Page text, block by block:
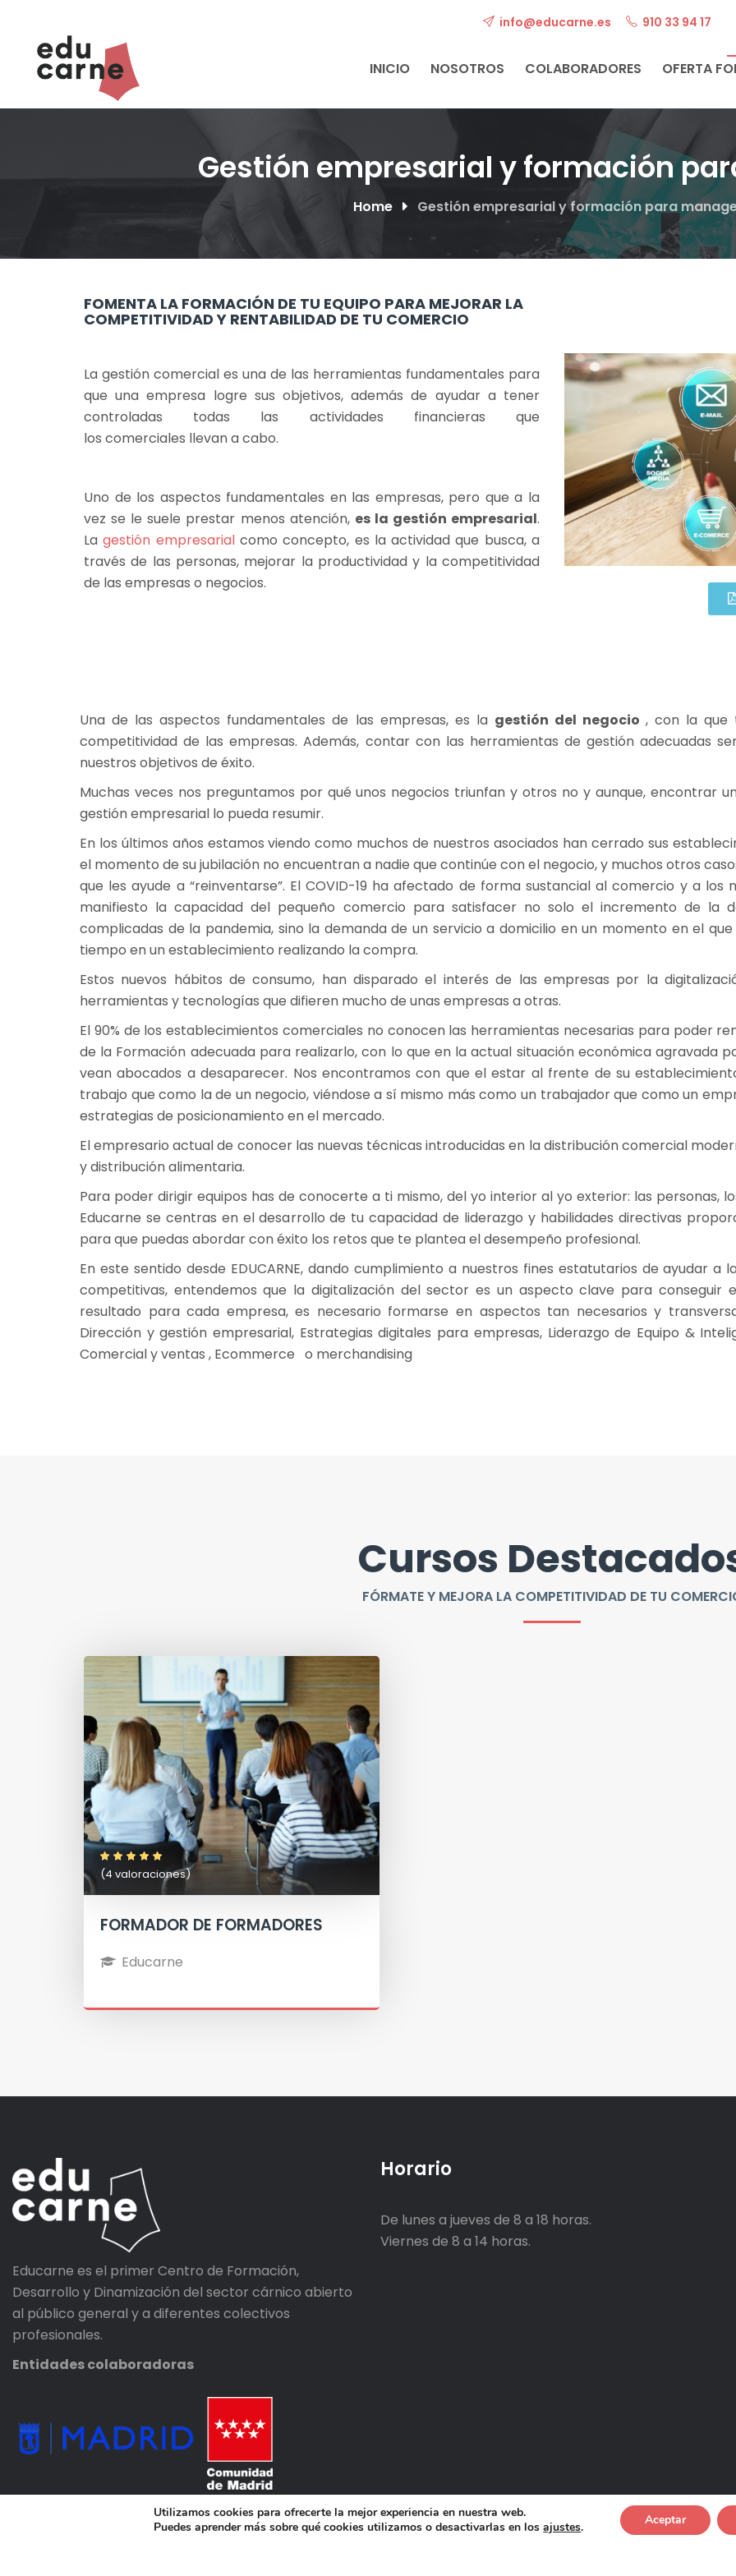
info@educarne.es 910 33 94 17
INICIO NOSOTROS COLABORADORES OFERTA
Gestión empresarial y formación
Home Gestión empresarial y formación para
FOMENTA LA FORMACIÓN DE TU EQUIPO PARA MEJORAR LA
COMPETITIVIDAD Y RENTABILIDAD DE TU COMERCIO
La gestión comercial es una de las herramientas fundamentales para
que una empresa logre sus objetivos, además de ayudar a tener
controladas todas las actividades financieras que
los comerciales llevan a cabo.
Uno de los aspectos fundamentales en las empresas, pero que a la
vez se le suele prestar menos atención, es la gestión empresarial.
Lagestión empresarialcomo concepto, es la actividad que busca, a
través de las personas, mejorar la productividad y la competitividad
de las empresas o negocios.
Una de las aspectos fundamentales de las empresas, es la gestión del negocio, con la
competitividad de las empresas. Además, contar con las herramientas de gestión adecuadas
nuestros objetivos de éxito.
Muchas veces nos preguntamos por qué unos negocios triunfan y otros no y aunque, encontrar
gestión empresarial lo pueda resumir.
En los últimos años estamos viendo como muchos de nuestros asociados han cerrado sus
el momento de su jubilación no encuentran a nadie que continúe con el negocio, y muchos otros
que les ayude a “reinventarse”. El COVID-19 ha afectado de forma sustancial al comercio y a los
manifiesto la capacidad del pequeño comercio para satisfacer no solo el incremento de la
complicadas de la pandemia, sino la demanda de un servicio a domicilio en un momento en el
tiempo en un establecimiento realizando la compra.
Estos nuevos hábitos de consumo, han disparado el interés de las empresas por la
herramientas y tecnologías que difieren mucho de unas empresas a otras.
El 90% de los establecimientos comerciales no conocen las herramientas necesarias para poder
de la Formación adecuada para realizarlo, con lo que en la actual situación económica agravada
vean abocados a desaparecer. Nos encontramos con que el estar al frente de su
trabajo que como la de un negocio, viéndose a sí mismo más como un trabajador que como un
estrategias de posicionamiento en el mercado.
El empresario actual de conocer las nuevas técnicas introducidas en la distribución comercial
y distribución alimentaria.
Para poder dirigir equipos has de conocerte a ti mismo, del yo interior al yo exterior: las personas,
Educarne se centras en el desarrollo de tu capacidad de liderazgo y habilidades directivas
para que puedas abordar con éxito los retos que te plantea el desempeño profesional.
En este sentido desde EDUCARNE, dando cumplimiento a nuestros fines estatutarios de ayudar
competitivas, entendemos que la digitalización del sector es un aspecto clave para conseguir
resultado para cada empresa, es necesario formarse en aspectos tan necesarios y
Dirección y gestión empresarial, Estrategias digitales para empresas, Liderazgo de Equipo &
Comercial y ventas , Ecommerce o merchandising
Cursos
FÓRMATE Y MEJORA LA COMPETITIVIDAD DE TU
(4 valoraciones)
FORMADOR DE FORMADORES
Educarne
Educarne es el primer Centro de Formación,
Desarrollo y Dinamización del sector cárnico abierto
al público general y a diferentes colectivos
profesionales.
Entidades colaboradoras
Horario
De lunes a jueves de 8 a 18 horas.
Viernes de 8 a 14 horas.
Utilizamos cookies para ofrecerte la mejor experiencia en nuestra web.
Puedes aprender más sobre qué cookies utilizamos o desactivarlas en losajustes. Aceptar